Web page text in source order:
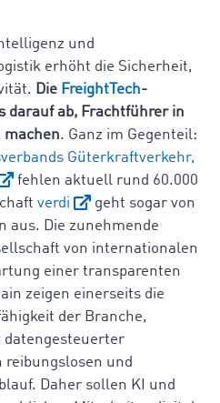
und
erhöht die Sicherheit,
Die FreightTech-
darauf ab, Frachtführer in
machen. Ganz im Gegenteil:
Güterkraftverkehr,
fehlen aktuell rund 60.000
verdi
geht sogar von
aus. Die zunehmende
von internationalen
einer transparenten
zeigen einerseits die
der Branche,
datengesteuerter
reibungslosen und
Daher sollen KI und